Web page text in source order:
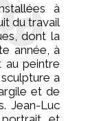
à
du travail
dont la
année, à
au peintre
a
et de
Jean-Luc